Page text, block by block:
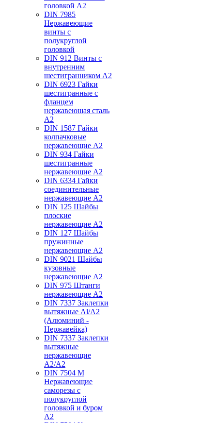
головкой А2
DIN 7985
Нержавеющие
винты с
полукруглой
головкой
DIN 912 Винты с
внутренним
шестигранником А2
DIN 6923 Гайки
шестигранные с
фланцем
нержавеющая сталь
А2
DIN 1587 Гайки
колпачковые
нержавеющие А2
DIN 934 Гайки
шестигранные
нержавеющие А2
DIN 6334 Гайки
соединительные
нержавеющие А2
DIN 125 Шайбы
плоские
нержавеющие А2
DIN 127 Шайбы
пружинные
нержавеющие А2
DIN 9021 Шайбы
кузовные
нержавеющие А2
DIN 975 Штанги
нержавеющие А2
DIN 7337 Заклепки
вытяжные Al/A2
(Алюминий -
Нержавейка)
DIN 7337 Заклепки
вытяжные
нержавеющие
A2/A2
DIN 7504 M
Нержавеющие
саморезы с
полукруглой
головкой и буром
А2